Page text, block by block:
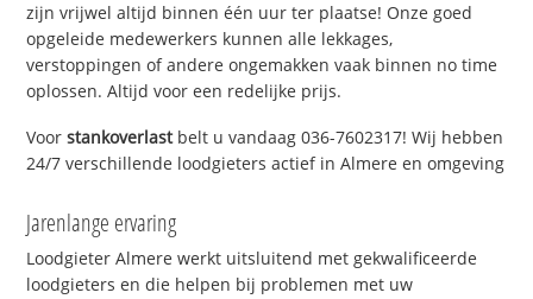
zijn vrijwel altijd binnen één uur ter plaatse! Onze goed
opgeleide medewerkers kunnen alle lekkages,
verstoppingen of andere ongemakken vaak binnen no time
oplossen. Altijd voor een redelijke prijs.
Voorstankoverlastbelt u vandaag 036-7602317! Wij hebben
24/7 verschillende loodgieters actief in Almere en omgeving
Jarenlange ervaring
Loodgieter Almere werkt uitsluitend met gekwalificeerde
loodgieters en die helpen bij problemen met uw